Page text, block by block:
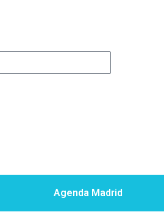
Agenda Madrid